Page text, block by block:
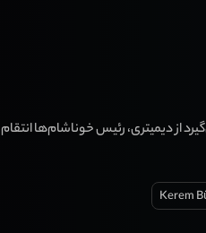
از دیمیتری، رئیس خوناشام‌ها انتقام
Kerem